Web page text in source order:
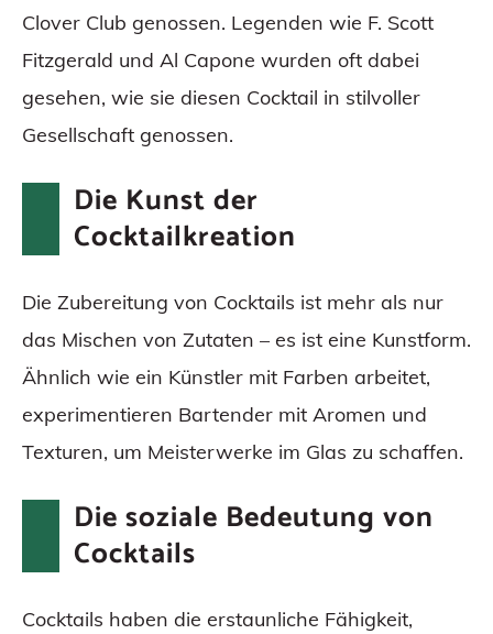
Clover Club genossen. Legenden wie F. Scott
Fitzgerald und Al Capone wurden oft dabei
gesehen, wie sie diesen Cocktail in stilvoller
Gesellschaft genossen.
Die Kunst der
Cocktailkreation
Die Zubereitung von Cocktails ist mehr als nur
das Mischen von Zutaten – es ist eine Kunstform.
Ähnlich wie ein Künstler mit Farben arbeitet,
experimentieren Bartender mit Aromen und
Texturen, um Meisterwerke im Glas zu schaffen.
Die soziale Bedeutung von
Cocktails
Cocktails haben die erstaunliche Fähigkeit,